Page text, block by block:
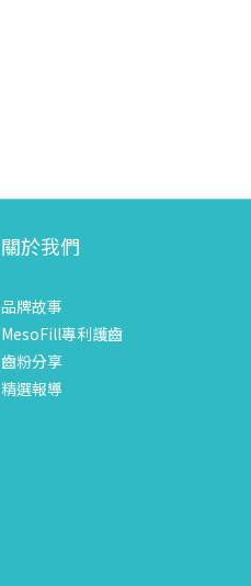
關於我們
品牌故事
MesoFill專利護齒
齒粉分享
精選報導